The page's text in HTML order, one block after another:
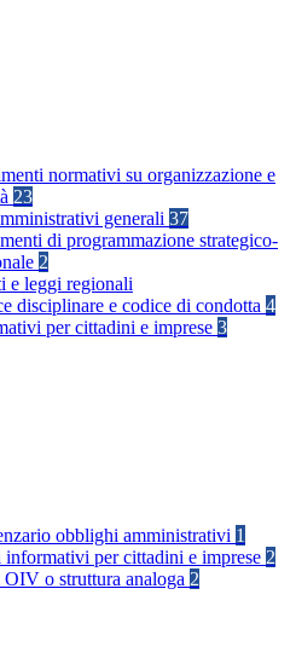
normativi su organizzazione e
23
generali 37
di programmazione strategico-
2
e leggi regionali
disciplinare e codice di condotta 4
per cittadini e imprese 3
obblighi amministrativi 1
informativi per cittadini e imprese 2
o struttura analoga 2